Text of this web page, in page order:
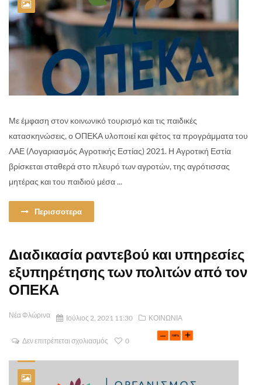
Με έμφαση στον κοινωνικό τουρισμό και τις παιδικές
κατασκηνώσεις, ο ΟΠΕΚΑ υλοποιεί και φέτος τα προγράμματα του
ΛΑΕ (Λογαριασμός Αγροτικής Εστίας) 2021. Η Αγροτική Εστία
βρίσκεται σταθερά στο πλευρό των αγροτών, της αγρότισσας
μητέρας και του παιδιού μέσα ...
Περισσοτερα
Διαδικασία ραντεβού και υπηρεσίες
εξυπηρέτησης των πολιτών από τον
ΟΠΕΚΑ
Νέα Φλώρινα Ιούλιος 2, 2021 11:30 ΚΟΙΝΩΝΙΑ
Δεν επιτρέπεται σχολιασμός 0